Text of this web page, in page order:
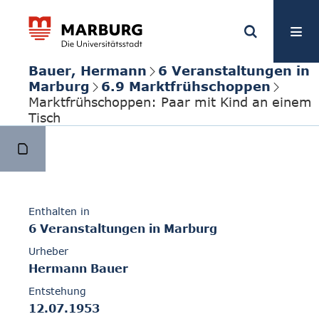
Bauer, Hermann
6 Veranstaltungen in
Marburg
6.9 Marktfrühschoppen
Marktfrühschoppen: Paar mit Kind an einem
Tisch
Enthalten in
6 Veranstaltungen in Marburg
Urheber
Hermann Bauer
Entstehung
12.07.1953